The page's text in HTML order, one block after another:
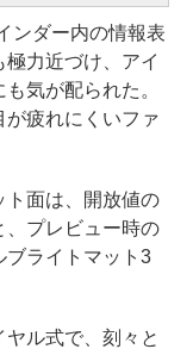
ンダー内の情報表
力近づけ、アイ
気が配られた。
が疲れにくいファ
ト面は、開放値の
、プレビュー時の
ブライトマット3
ル式で、刻々と